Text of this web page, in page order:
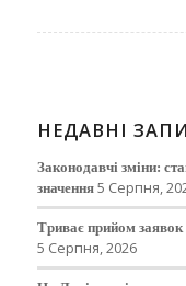
НЕДАВНІ
Законодавчі зміни:
значення5 Серпня,
Триває прийом
5 Серпня, 2026